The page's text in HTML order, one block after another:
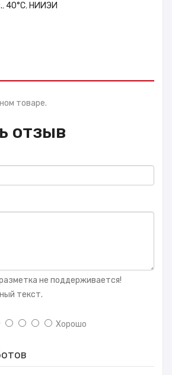
, 40°С, НИИЭИ
товаре.
отзыв
разметка не поддерживается!
текст.
Хорошо